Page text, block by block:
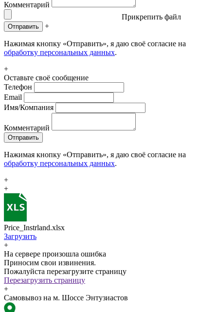
Комментарий
Прикрепить файл
Отправить +
Нажимая кнопку «Отправить», я даю своё согласие на
обработку персональных данных.
+
Оставьте своё сообщение
Телефон
Email
Имя/Компания
Комментарий
Отправить
Нажимая кнопку «Отправить», я даю своё согласие на
обработку персональных данных.
+
+
Price_Instrland.xlsx
Загрузить
+
На сервере произошла ошибка
Приносим свои извинения.
Пожалуйста перезагрузите страницу
Перезагрузить страницу
+
Самовывоз на м. Шоссе Энтузиастов